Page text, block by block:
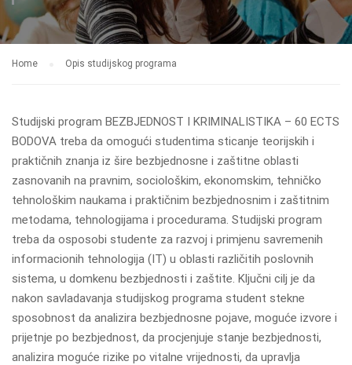
Home Opis studijskog programa
Studijski program BEZBJEDNOST I KRIMINALISTIKA – 60 ECTS
BODOVA treba da omogući studentima sticanje teorijskih i
praktičnih znanja iz šire bezbjednosne i zaštitne oblasti
zasnovanih na pravnim, sociološkim, ekonomskim, tehničko
tehnološkim naukama i praktičnim bezbjednosnim i zaštitnim
metodama, tehnologijama i procedurama. Studijski program
treba da osposobi studente za razvoj i primjenu savremenih
informacionih tehnologija (IT) u oblasti različitih poslovnih
sistema, u domkenu bezbjednosti i zaštite. Ključni cilj je da
nakon savladavanja studijskog programa student stekne
sposobnost da analizira bezbjednosne pojave, moguće izvore i
prijetnje po bezbjednost, da procjenjuje stanje bezbjednosti,
analizira moguće rizike po vitalne vrijednosti, da upravlja